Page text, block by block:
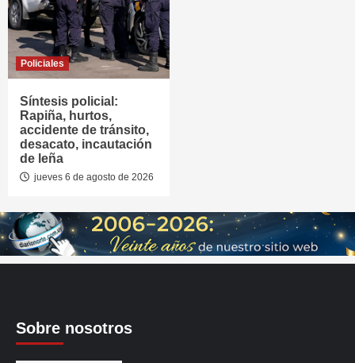
Policiales
Síntesis policial:
Rapiña, hurtos,
accidente de tránsito,
desacato, incautación
de leña
jueves 6 de agosto de 2026
Sobre nosotros